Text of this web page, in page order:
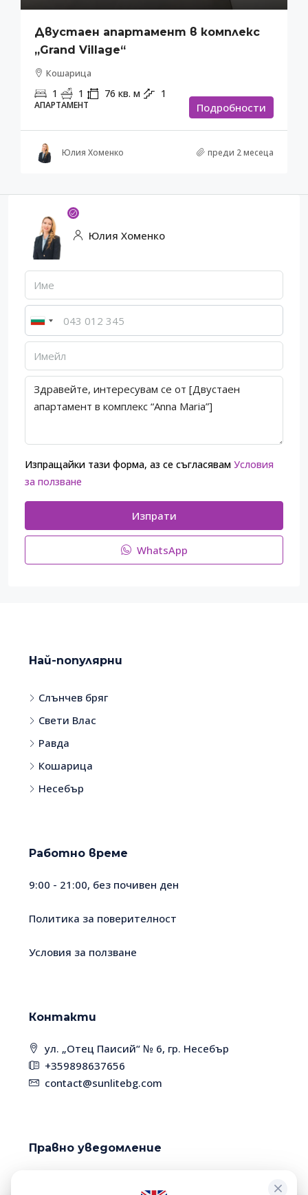
Двустаен апартамент в комплекс
„Grand Village“
Кошарица
1 1 76 кв. м 1
АПАРТАМЕНТ Подробности
Юлия Хоменко преди 2 месеца
Юлия Хоменко
Изпращайки тази форма, аз се съгласявам Условия
за ползване
Изпрати
WhatsApp
Най-популярни
Слънчев бряг
Свети Влас
Равда
Кошарица
Несебър
Работно време
9:00 - 21:00, без почивен ден
Политика за поверителност
Условия за ползване
Контакти
ул. „Отец Паисий“ № 6, гр. Несебър
+359898637656
contact@sunlitebg.com
Правно уведомление